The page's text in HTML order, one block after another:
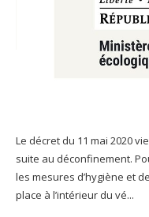
Le décret du 11 mai 2020
suite au déconfinement.
les mesures d’hygiène et
place à l’intérieur du vé...